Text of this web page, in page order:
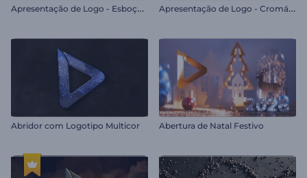
A
presentação de Logo - Esboço de Hexágonos A
presentação de Logo - Cromático
Abridor com Logotipo Multicor Abertura de Natal Festivo